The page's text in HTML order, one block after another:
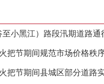
小黑江）路段汛期道路通
把节期间规范市场价格秩
把节期间县城区部分道路